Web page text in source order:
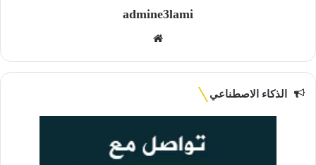
admine3lami
الذكاء الاصطناعي